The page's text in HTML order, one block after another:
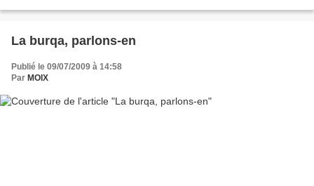
La burqa, parlons-en
Publié le 09/07/2009 à 14:58
Par MOIX